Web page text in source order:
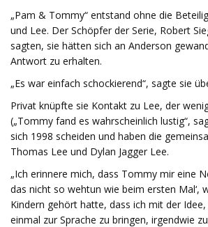
„Pam & Tommy“ entstand ohne die
und Lee. Der Schöpfer der Serie, Robert
sagten, sie hätten sich an Anderson
Antwort zu erhalten.
„Es war einfach schockierend“, sagte sie
Privat knüpfte sie Kontakt zu Lee, der
(„Tommy fand es wahrscheinlich lustig“,
sich 1998 scheiden und haben die
Thomas Lee und Dylan Jagger Lee.
„Ich erinnere mich, dass Tommy mir eine
das nicht so wehtun wie beim ersten Mal‘,
Kindern gehört hatte, dass ich mit der
einmal zur Sprache zu bringen, irgendwie